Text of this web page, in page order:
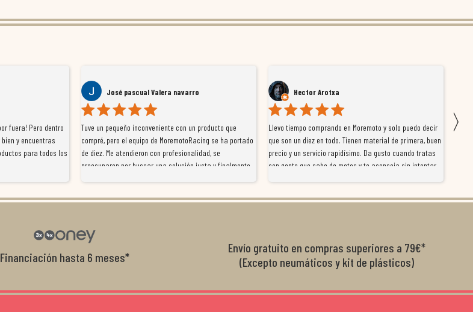
fuera! Pero dentro
y encuentras
para todos los
José pascual Valera navarro
Tuve un pequeño inconveniente con un producto que
compré, pero el equipo de MoremotoRacing se ha portado
de diez. Me atendieron con profesionalidad, se
preocuparon por buscar una solución justa y finalmente
con el cliente, y me ofrecieron unas condiciones de
recomendables.
Hector Arotxa
Llevo tiempo comprando en Moremoto y solo puedo decir
que son un diez en todo. Tienen material de primera, buen
precio y un servicio rapidísimo. Da gusto cuando tratas
con gente que sabe de motos y te aconseja sin intentar
el cliente y que disfrutan lo que hacen. Si te gusta la
años
〉
Financiación hasta 6 meses*
Envío gratuito en compras superiores a 79€*
(Excepto neumáticos y kit de plásticos)